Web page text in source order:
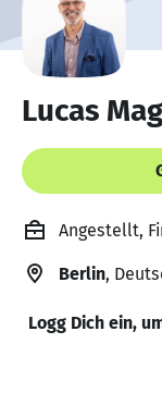
Lucas
Angestellt,
Berlin,
Logg Dich ein,